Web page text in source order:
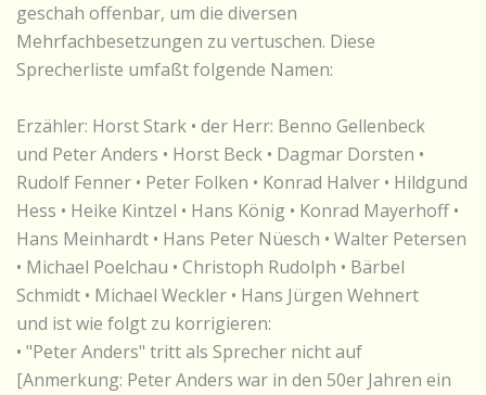
geschah offenbar, um die diversen
Mehrfachbesetzungen zu vertuschen. Diese
Sprecherliste umfaßt folgende Namen:
Erzähler: Horst Stark • der Herr: Benno Gellenbeck
und Peter Anders • Horst Beck • Dagmar Dorsten •
Rudolf Fenner • Peter Folken • Konrad Halver • Hildgund
Hess • Heike Kintzel • Hans König • Konrad Mayerhoff •
Hans Meinhardt • Hans Peter Nüesch • Walter Petersen
• Michael Poelchau • Christoph Rudolph • Bärbel
Schmidt • Michael Weckler • Hans Jürgen Wehnert
und ist wie folgt zu korrigieren:
• "Peter Anders" tritt als Sprecher nicht auf
[Anmerkung: Peter Anders war in den 50er Jahren ein